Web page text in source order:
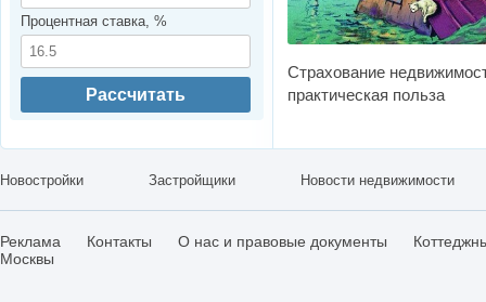
Страхование
практическая польза
Процентная ставка, %
Рассчитать
Новостройки Застройщики Новости недвижимости
Реклама Контакты О нас и правовые документы
Москвы